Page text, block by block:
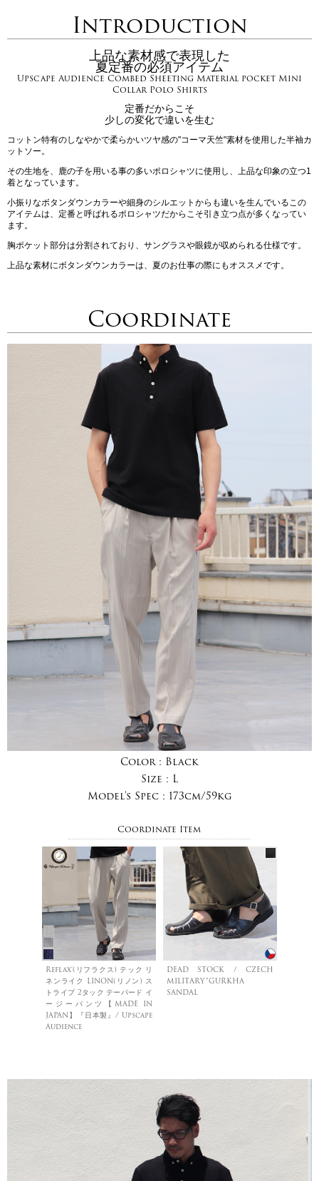
Introduction
上品な素材感で表現した
夏定番の必須アイテム
Upscape Audience Combed Sheeting Material pocket Mini
Collar Polo Shirts
定番だからこそ
少しの変化で違いを生む
コットン特有のしなやかで柔らかいツヤ感の"コーマ天竺"素材を使用した半袖カ
ットソー。
その生地を、鹿の子を用いる事の多いポロシャツに使用し、上品な印象の立つ1
着となっています。
小振りなボタンダウンカラーや細身のシルエットからも違いを生んでいるこの
アイテムは、定番と呼ばれるポロシャツだからこそ引き立つ点が多くなってい
ます。
胸ポケット部分は分割されており、サングラスや眼鏡が収められる仕様です。
上品な素材にボタンダウンカラーは、夏のお仕事の際にもオススメです。
Coordinate
Color : Black
Size : L
Model's Spec : 173cm/59kg
Coordinate Item
Reflax®(リフラクス) テック リ
ネンライク LINON(リノン) ス
トライプ 2タック テーパード イ
ージーパンツ【MADE IN
JAPAN】『日本製』/ Upscape
Audience
DEAD STOCK / CZECH
MILITARY”GURKHA
SANDAL